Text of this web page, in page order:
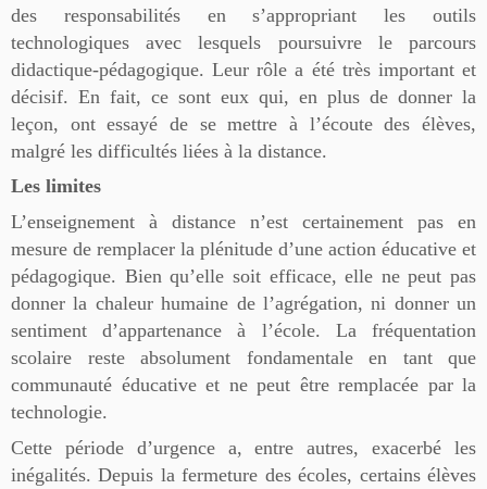
des responsabilités en s’appropriant les outils
technologiques avec lesquels poursuivre le parcours
didactique-pédagogique. Leur rôle a été très important et
décisif. En fait, ce sont eux qui, en plus de donner la
leçon, ont essayé de se mettre à l’écoute des élèves,
malgré les difficultés liées à la distance.
Les limites
L’enseignement à distance n’est certainement pas en
mesure de remplacer la plénitude d’une action éducative et
pédagogique. Bien qu’elle soit efficace, elle ne peut pas
donner la chaleur humaine de l’agrégation, ni donner un
sentiment d’appartenance à l’école. La fréquentation
scolaire reste absolument fondamentale en tant que
communauté éducative et ne peut être remplacée par la
technologie.
Cette période d’urgence a, entre autres, exacerbé les
inégalités. Depuis la fermeture des écoles, certains élèves